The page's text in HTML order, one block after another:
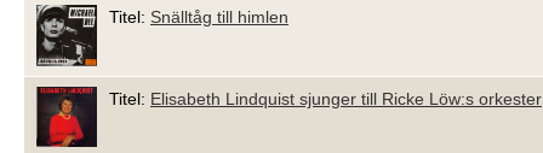
Titel: Snälltåg till himlen
Titel: Elisabeth Lindquist sjunger till Ricke Löw:s orkester